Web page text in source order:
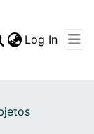
Log In